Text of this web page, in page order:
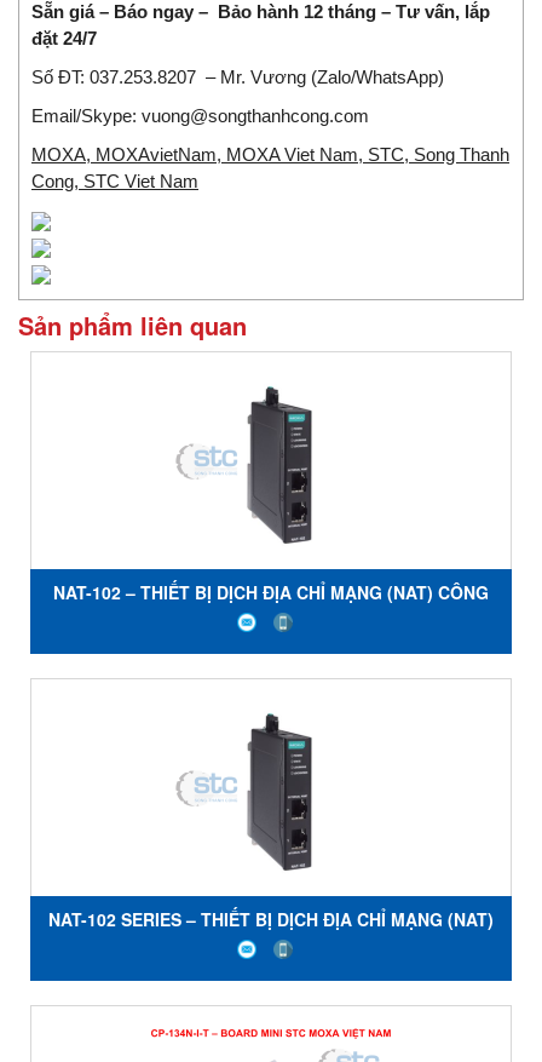
Sẵn giá – Báo ngay – Bảo hành 12 tháng – Tư vấn, lắp
đặt 24/7
Số ĐT: 037.253.8207 – Mr. Vương (Zalo/WhatsApp)
Email/Skype: vuong@songthanhcong.com
MOXA, MOXAvietNam, MOXA Viet Nam, STC, Song Thanh
Cong, STC Viet Nam
Sản phẩm liên quan
NAT-102 – THIẾT BỊ DỊCH ĐỊA CHỈ MẠNG (NAT) CÔNG
NGHIỆP 2 CỔNG - MOXA
NAT-102 SERIES – THIẾT BỊ DỊCH ĐỊA CHỈ MẠNG (NAT)
CÔNG NGHIỆP 2 CỔNG - MOXA